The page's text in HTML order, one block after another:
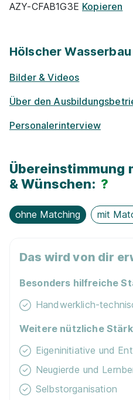
Park­plätze
Woh­nungs-
Fit­ness­stu­dio
Stipendien
AZY-CFAB1G3E Kopieren
Hölscher Wasserbau
Bilder & Videos
Über den
Personalerinterview
Übereinstimmung
& Wünschen: ?
ohne Matching mit
Das wird von dir
Besonders hilfreiche
Handwerklich-
Weitere nützliche
Eigeninitiative und
Neugierde und
Selbstorganisation